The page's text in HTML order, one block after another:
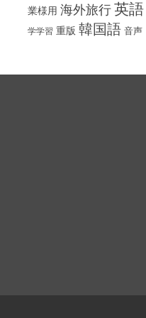
業様用 海外旅行英語
学学習 重版 韓国語 音声